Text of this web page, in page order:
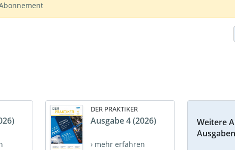
DER PRAKTIKER
Ausgabe 4 (2026)
› mehr erfahren
Weitere